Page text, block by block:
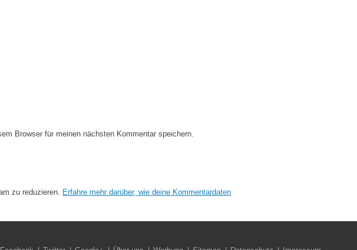
Browser für meinen nächsten Kommentar speichern.
zu reduzieren. Erfahre mehr darüber, wie deine Kommentardaten